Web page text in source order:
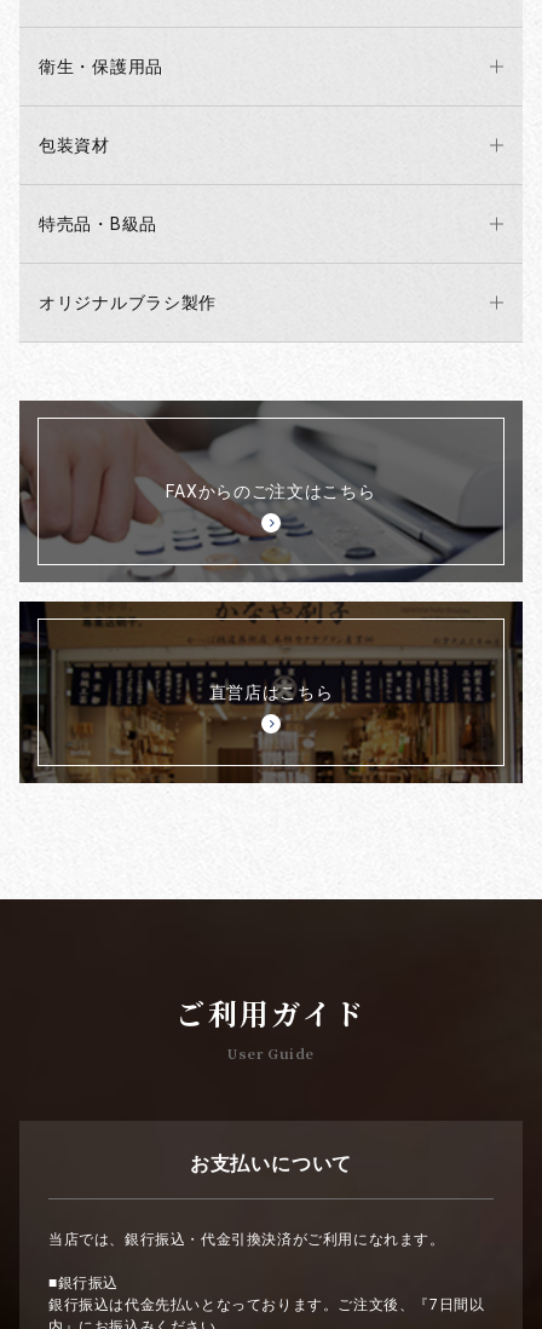
衛生・保護用品
包装資材
特売品・B級品
オリジナルブラシ製作
FAXからのご注文はこちら
直営店はこちら
ご利用ガイド
User Guide
お支払いについて
当店では、銀行振込・代金引換決済がご利用になれます。
■銀行振込
銀行振込は代金先払いとなっております。ご注文後、『7日間以